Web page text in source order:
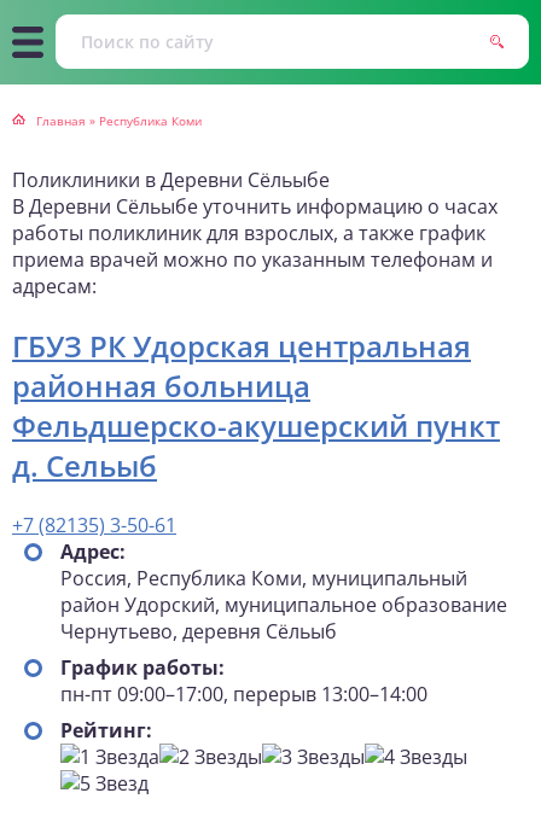
Главная » Республика Коми
Поликлиники в Деревни Сёльыбе
В Деревни Сёльыбе уточнить информацию о часах
работы поликлиник для взрослых, а также график
приема врачей можно по указанным телефонам и
адресам:
ГБУЗ РК Удорская центральная
районная больница
Фельдшерско-акушерский пункт
д. Сельыб
+7 (82135) 3-50-61
Адрес:
Россия, Республика Коми, муниципальный
район Удорский, муниципальное образование
Чернутьево, деревня Сёльыб
График работы:
пн-пт 09:00–17:00, перерыв 13:00–14:00
Рейтинг: